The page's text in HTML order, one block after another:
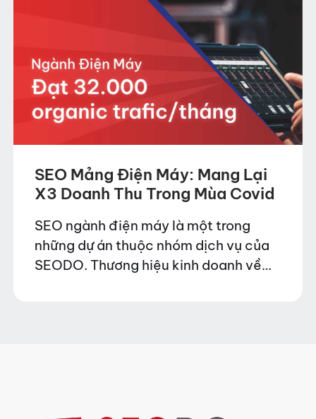
SEO Mảng Điện Máy: Mang Lại
X3 Doanh Thu Trong Mùa Covid
SEO ngành điện máy là một trong
những dự án thuộc nhóm dịch vụ của
SEODO. Thương hiệu kinh doanh về